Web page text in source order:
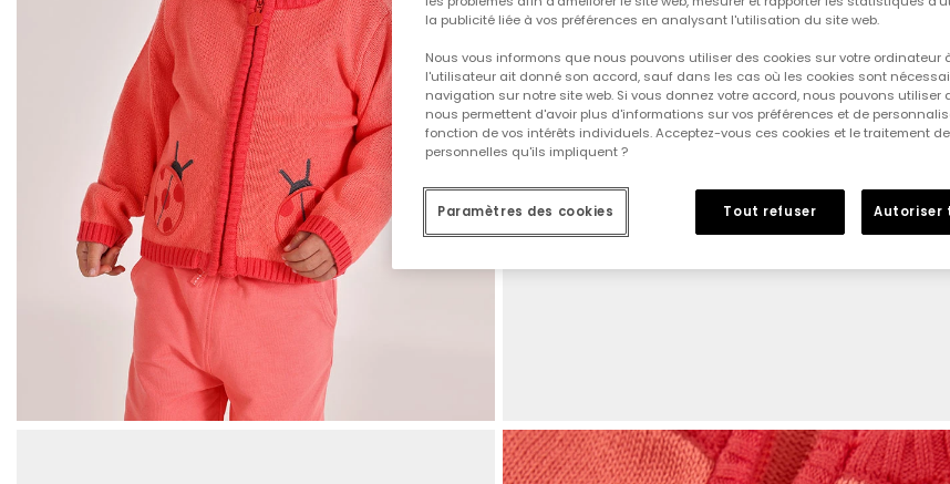
la publicité liée à vos préférences en analysant l'utilisation du site web.
Nous vous informons que nous pouvons utiliser des cookies sur votre ordinateur
l'utilisateur ait donné son accord, sauf dans les cas où les cookies sont
navigation sur notre site web. Si vous donnez votre accord, nous pouvons utiliser
nous permettent d'avoir plus d'informations sur vos préférences et de
fonction de vos intérêts individuels. Acceptez-vous ces cookies et le traitement
personnelles qu'ils impliquent ?
Tout refuser Autoriser
Paramètres des cookies